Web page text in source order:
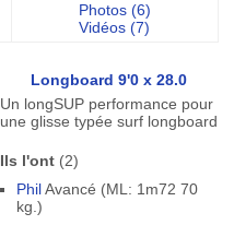
Photos (6)
Vidéos (7)
Longboard 9'0 x 28.0
Un longSUP performance pour
une glisse typée surf longboard
Ils l'ont(2)
PhilAvancé (ML: 1m72 70
kg.)